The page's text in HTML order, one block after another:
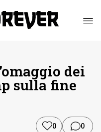
dei
sulla fine
0 0